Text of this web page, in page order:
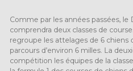
Comme par les années passées, le
comprendra deux classes de
regroupe les attelages de 6 chiens
parcours d’environ 6 milles. La
compétition les équipes de la